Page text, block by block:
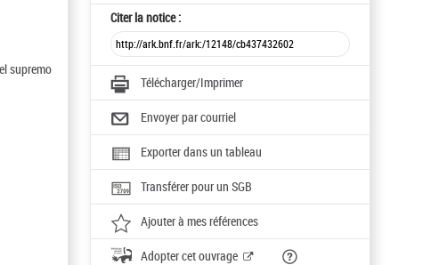
supremo
Citerla notice :
Télécharger/Imprimer
Envoyer par courriel
Exporter dans un tableau
Transférer pour un SGB
Ajouter à mes références
Adopter cet ouvrage